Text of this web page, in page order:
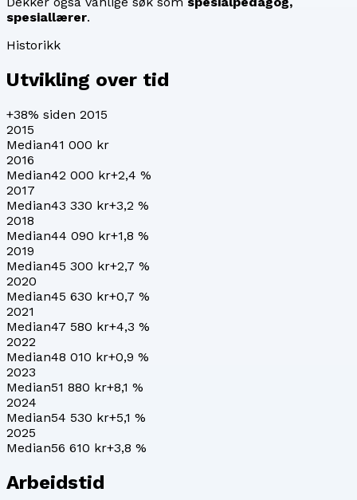
spesiallærer.
Historikk
Utvikling over tid
+38% siden 2015
2015
Median41 000 kr
2016
Median42 000 kr+2,4 %
2017
Median43 330 kr+3,2 %
2018
Median44 090 kr+1,8 %
2019
Median45 300 kr+2,7 %
2020
Median45 630 kr+0,7 %
2021
Median47 580 kr+4,3 %
2022
Median48 010 kr+0,9 %
2023
Median51 880 kr+8,1 %
2024
Median54 530 kr+5,1 %
2025
Median56 610 kr+3,8 %
Arbeidstid